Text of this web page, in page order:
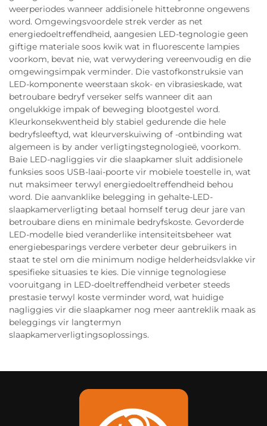
weerperiodes wanneer addisionele hittebronne ongewens
word. Omgewingsvoordele strek verder as net
energiedoeltreffendheid, aangesien LED-tegnologie geen
giftige materiale soos kwik wat in fluorescente lampies
voorkom, bevat nie, wat verwydering vereenvoudig en die
omgewingsimpak verminder. Die vastofkonstruksie van
LED-komponente weerstaan skok- en vibrasieskade, wat
betroubare bedryf verseker selfs wanneer dit aan
ongelukkige impak of beweging blootgestel word.
Kleurkonsekwentheid bly stabiel gedurende die hele
bedryfsleeftyd, wat kleurverskuiwing of -ontbinding wat
algemeen is by ander verligtingstegnologieë, voorkom.
Baie LED-nagliggies vir die slaapkamer sluit addisionele
funksies soos USB-laai-poorte vir mobiele toestelle in, wat
nut maksimeer terwyl energiedoeltreffendheid behou
word. Die aanvanklike belegging in gehalte-LED-
slaapkamerverligting betaal homself terug deur jare van
betroubare diens en minimale bedryfskoste. Gevorderde
LED-modelle bied veranderlike intensiteitsbeheer wat
energiebesparings verdere verbeter deur gebruikers in
staat te stel om die minimum nodige helderheidsvlakke vir
spesifieke situasies te kies. Die vinnige tegnologiese
vooruitgang in LED-doeltreffendheid verbeter steeds
prestasie terwyl koste verminder word, wat huidige
nagliggies vir die slaapkamer nog meer aantreklik maak as
beleggings vir langtermyn
slaapkamerverligtingsoplossings.